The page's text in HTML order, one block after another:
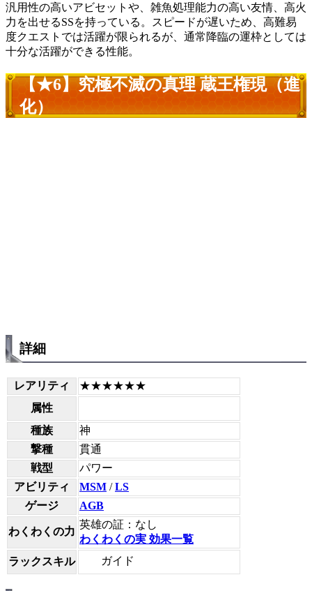
汎用性の高いアビセットや、雑魚処理能力の高い友情、高火
力を出せるSSを持っている。スピードが遅いため、高難易
度クエストでは活躍が限られるが、通常降臨の運枠としては
十分な活躍ができる性能。
【★6】究極不滅の真理 蔵王権現（進
化）
詳細
レアリティ
★★★★★★
属性
種族
神
撃種
貫通
戦型
パワー
アビリティ
MSM /LS
ゲージ
AGB
わくわくの力
英雄の証：なし
わくわくの実 効果一覧
ラックスキル
ガイド